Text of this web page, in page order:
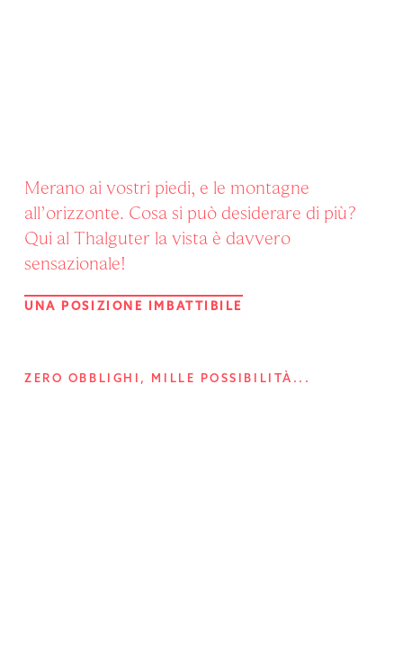
ZERO OBBLIGHI, MILLE POSSIBILITÀ...
Merano ai vostri piedi, e le montagne
all’orizzonte. Cosa si può desiderare di più?
Qui al Thalguter la vista è davvero
sensazionale!
UNA POSIZIONE IMBATTIBILE